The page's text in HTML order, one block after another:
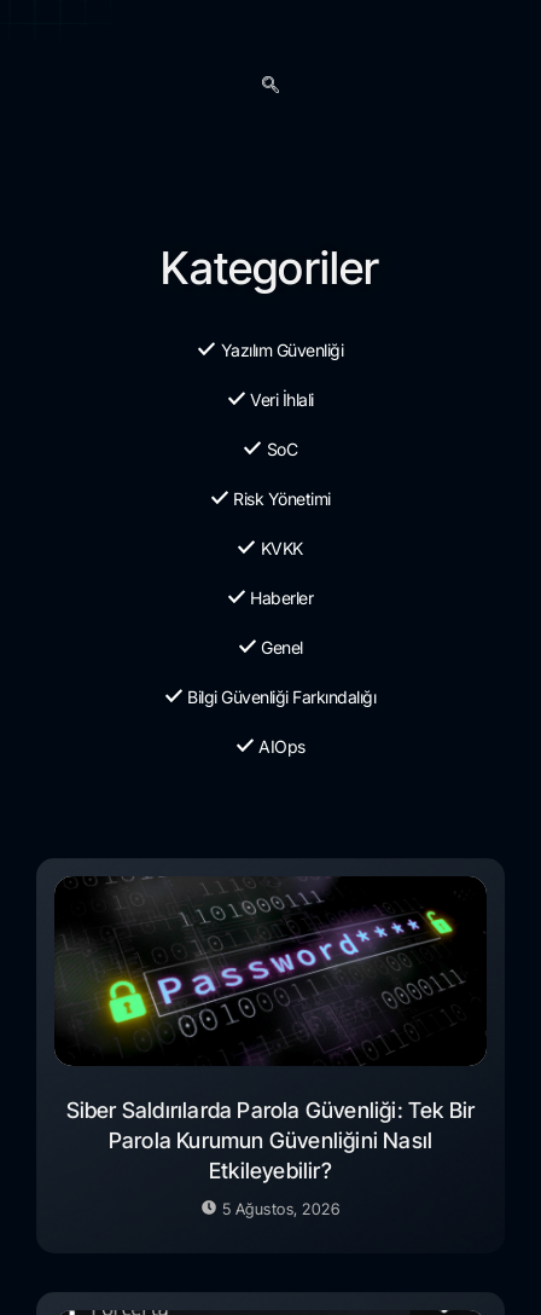
Kategoriler
Yazılım Güvenliği
Veri İhlali
SoC
Risk Yönetimi
KVKK
Haberler
Genel
Bilgi Güvenliği Farkındalığı
AIOps
Siber Saldırılarda Parola Güvenliği: Tek Bir
Parola Kurumun Güvenliğini Nasıl
Etkileyebilir?
5 Ağustos, 2026